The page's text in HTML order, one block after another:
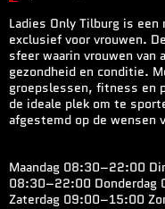
Ladies Only Tilburg is
exclusief voor vrouwen.
sfeer waarin vrouwen van
gezondheid en conditie.
groepslessen, fitness en
de ideale plek om te
afgestemd op de wensen
Maandag 08:30–22:00
08:30–22:00
Zaterdag 09:00–15:00